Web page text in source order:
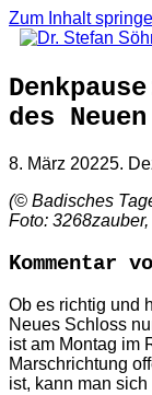
Zum Inhalt
des
8. März 20225.
(© Badisches
Foto:
Kommentar
Ob es richtig und
Neues Schloss
ist am Montag im
Marschrichtung
ist, kann man